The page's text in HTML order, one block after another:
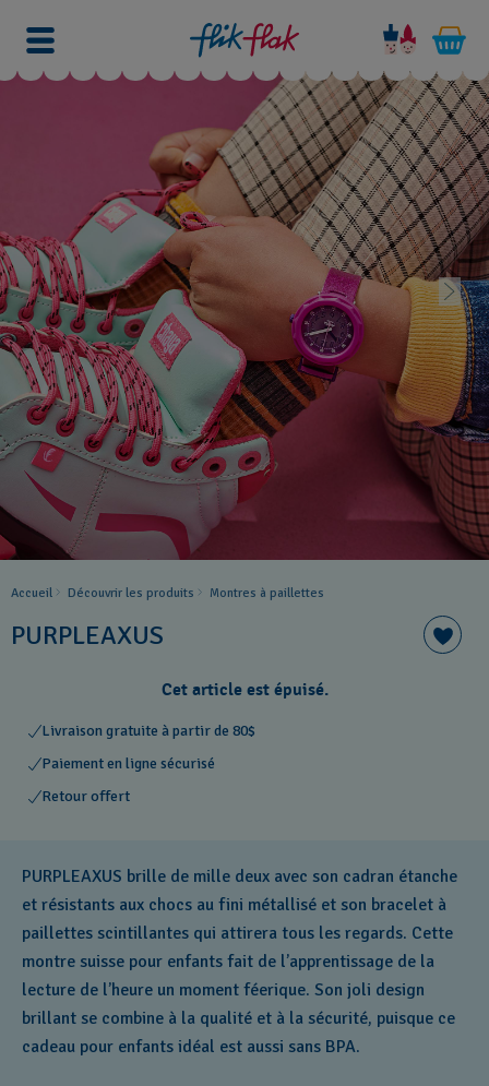
Accueil Découvrir les produits Montres à paillettes
PURPLEAXUS
Cet article est épuisé.
Livraison gratuite à partir de 80$
Paiement en ligne sécurisé
Retour offert
PURPLEAXUS brille de mille deux avec son cadran étanche
et résistants aux chocs au fini métallisé et son bracelet à
paillettes scintillantes qui attirera tous les regards. Cette
montre suisse pour enfants fait de l’apprentissage de la
lecture de l’heure un moment féerique. Son joli design
brillant se combine à la qualité et à la sécurité, puisque ce
cadeau pour enfants idéal est aussi sans BPA.